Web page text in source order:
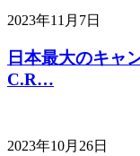
2023年11月7日
日本最大のキャ
C.R…
2023年10月26日